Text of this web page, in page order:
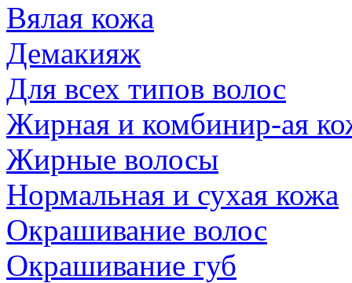
Вялая кожа
Демакияж
Для всех типов волос
Жирная и комбинир-ая
Жирные волосы
Нормальная и сухая кожа
Окрашивание волос
Окрашивание губ